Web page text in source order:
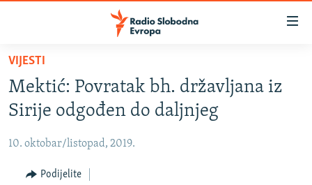
Pređite
glavni
sadržaj
Pređite
na
navigaciju
VIJESTI
BOSNA I HERCEGOVINA
SRBIJA
KOSOVO
CRNA GORA
VIJESTI
Mektić: Povratak bh. državljana iz
Sirije odgođen do daljnjeg
10. oktobar/listopad, 2019.
Podijelite